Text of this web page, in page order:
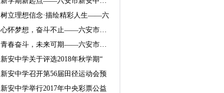
举
树立理想信念·描绘精彩人生——六
心怀梦想，奋斗不止——六安市新
安
青春奋斗，未来可期——六安市新
安
新安中学关于评选2018年秋学期“
新安中学召开第56届田径运动会预
新安中学举行2017年中央彩票公益